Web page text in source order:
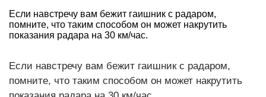
Если навстречу вам бежит гаишник с радаром,
помните, что таким способом он может накрутить
показания радара на 30 км/час.
Если навстречу вам бежит гаишник с радаром,
помните, что таким способом он может накрутить